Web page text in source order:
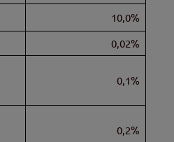
10,0%
0,02%
0,1%
0,2%